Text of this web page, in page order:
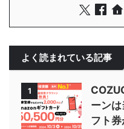
よく読まれている記事
1
ーン
フト